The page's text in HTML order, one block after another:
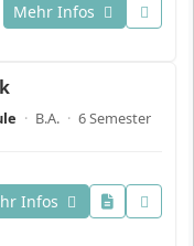
Mehr Infos
· B.A. · 6 Semester
Infos